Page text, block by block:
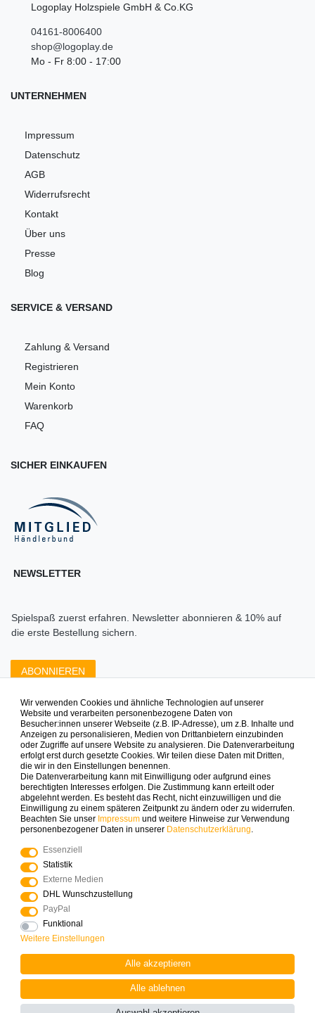
Logoplay Holzspiele GmbH & Co.KG
04161-8006400
shop@logoplay.de
Mo - Fr 8:00 - 17:00
UNTERNEHMEN
Impressum
Datenschutz
AGB
Widerrufsrecht
Kontakt
Über uns
Presse
Blog
SERVICE & VERSAND
Zahlung & Versand
Registrieren
Mein Konto
Warenkorb
FAQ
SICHER EINKAUFEN
NEWSLETTER
Spielspaß zuerst erfahren. Newsletter abonnieren & 10% auf
die erste Bestellung sichern.
ABONNIEREN
Zahlungsarten die wir anbieten
Mehr Spielinspiration gefällig?
© Copyright 2025 Logoplay-Holzspiele Alle Rechte
vorbehalten
Widerrufs­recht
Kontakt
Wir verwenden Cookies und ähnliche Technologien auf unserer
Website und verarbeiten personenbezogene Daten von
Besucher:innen unserer Webseite (z.B. IP-Adresse), um z.B. Inhalte und
Anzeigen zu personalisieren, Medien von Drittanbietern einzubinden
oder Zugriffe auf unsere Website zu analysieren. Die Datenverarbeitung
erfolgt erst durch gesetzte Cookies. Wir teilen diese Daten mit Dritten,
die wir in den Einstellungen benennen.
Die Datenverarbeitung kann mit Einwilligung oder aufgrund eines
berechtigten Interesses erfolgen. Die Zustimmung kann erteilt oder
abgelehnt werden. Es besteht das Recht, nicht einzuwilligen und die
Einwilligung zu einem späteren Zeitpunkt zu ändern oder zu widerrufen.
Beachten Sie unser Impressum und weitere Hinweise zur Verwendung
personenbezogener Daten in unserer Daten­schutz­erklärung.
Essenziell
Statistik
Externe Medien
DHL Wunschzustellung
PayPal
Funktional
Weitere Einstellungen
Alle akzeptieren
Alle ablehnen